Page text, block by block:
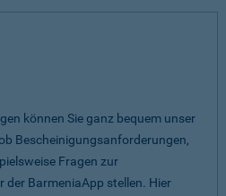
können Sie ganz bequem unser
Bescheinigungsanforderungen,
Fragen zur
der BarmeniaApp stellen. Hier